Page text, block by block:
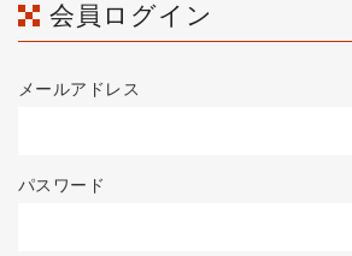
会員ログイン
メールアドレス
パスワード